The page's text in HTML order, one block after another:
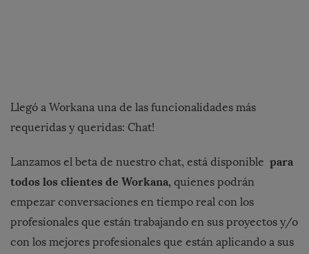
Llegó a Workana una de las funcionalidades más
requeridas y queridas: Chat!
Lanzamos el beta de nuestro chat, está disponible para
todos los clientes de Workana, quienes podrán
empezar conversaciones en tiempo real con los
profesionales que están trabajando en sus proyectos y/o
con los mejores profesionales que están aplicando a sus